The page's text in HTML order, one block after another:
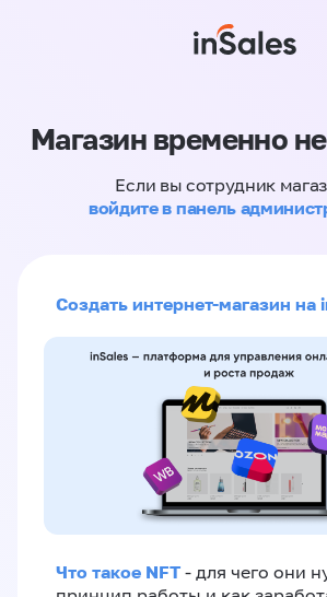
Магазин временно
Если вы сотрудник
войдите в панель
Создать интернет-магазин на
Что такое NFT - для чего они